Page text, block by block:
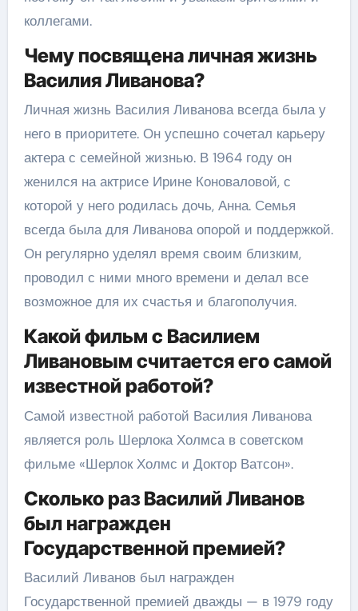
коллегами.
Чему посвящена личная жизнь
Василия Ливанова?
Личная жизнь Василия Ливанова всегда была у
него в приоритете. Он успешно сочетал карьеру
актера с семейной жизнью. В 1964 году он
женился на актрисе Ирине Коноваловой, с
которой у него родилась дочь, Анна. Семья
всегда была для Ливанова опорой и поддержкой.
Он регулярно уделял время своим близким,
проводил с ними много времени и делал все
возможное для их счастья и благополучия.
Какой фильм с Василием
Ливановым считается его самой
известной работой?
Самой известной работой Василия Ливанова
является роль Шерлока Холмса в советском
фильме «Шерлок Холмс и Доктор Ватсон».
Сколько раз Василий Ливанов
был награжден
Государственной премией?
Василий Ливанов был награжден
Государственной премией дважды — в 1979 году